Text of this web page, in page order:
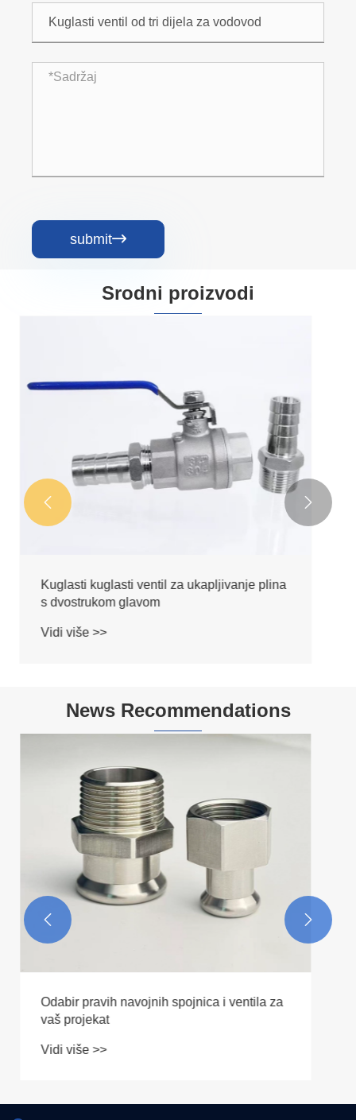
submit
Srodni proizvodi
Kuglični ventil sa šesterokutnim utisnutim
spojem
Vidi više >>
 
News Recommendations
Superiornost kugličnih ventila za utiskivanje
u komercijalnim instalacijama
Vidi više >>
 